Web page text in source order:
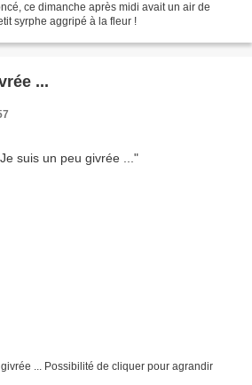
ce dimanche après midi avait un air de
syrphe aggripé à la fleur !
...
... Possibilité de cliquer pour agrandir